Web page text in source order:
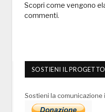
Scopri come vengono
commenti.
SOSTIENI IL
Sostieni la